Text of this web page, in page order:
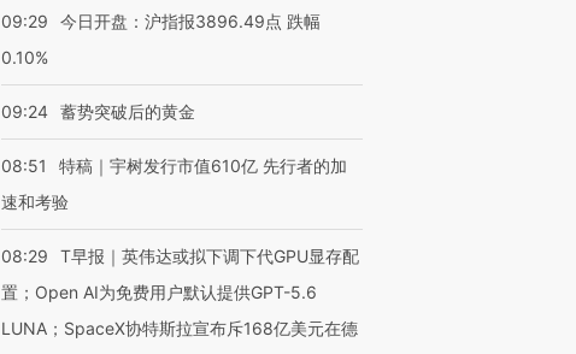
09:29
今日开盘：沪指报3896.49点 跌幅
0.10%
09:24 蓄势突破后的黄金
08:51
特稿｜宇树发行市值610亿 先行者的加
速和考验
08:29
T早报｜英伟达或拟下调下代GPU显存配
置；Open AI为免费用户默认提供GPT-5.6
LUNA；SpaceX协特斯拉宣布斥168亿美元在德